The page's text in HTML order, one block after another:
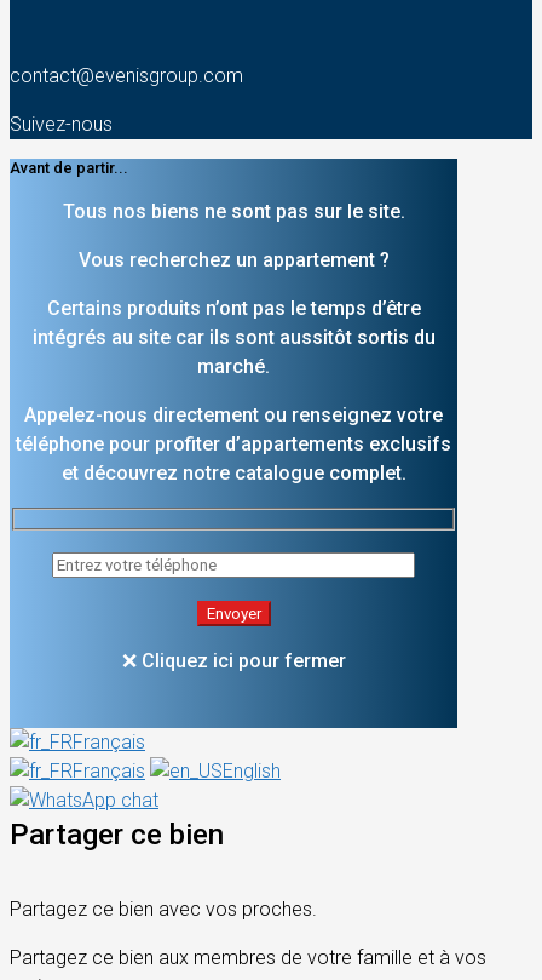
contact@evenisgroup.com
Suivez-nous
Avant de partir...
Tous nos biens ne sont pas sur le site.
Vous recherchez un appartement ?
Certains produits n’ont pas le temps d’être
intégrés au site car ils sont aussitôt sortis du
marché.
Appelez-nous directement ou renseignez votre
téléphone pour profiter d’appartements exclusifs
et découvrez notre catalogue complet.
❌ Cliquez ici pour fermer
Français
Français
English
Partager ce bien
Partagez ce bien avec vos proches.
Partagez ce bien aux membres de votre famille et à vos